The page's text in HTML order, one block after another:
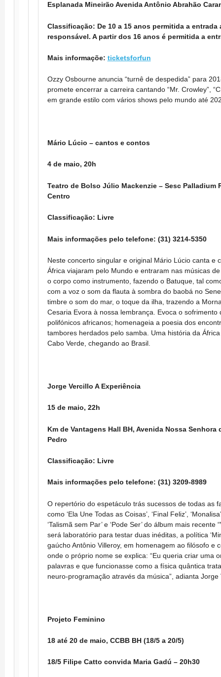
Esplanada Mineirão Avenida Antônio Abrahão
Classificação: De 10 a 15 anos permitida a entrada
responsável. A partir dos 16 anos é permitida a
Mais informaçõe: ticketsforfun
Ozzy Osbourne anuncia “turnê de despedida” para
promete encerrar a carreira cantando “Mr. Crowley”,
em grande estilo com vários shows pelo mundo até
Mário Lúcio – cantos e contos
4 de maio, 20h
Teatro de Bolso Júlio Mackenzie – Sesc Palladium
Centro
Classificação: Livre
Mais informações pelo telefone: (31) 3214-5350
Neste concerto singular e original Mário Lúcio canta e
África viajaram pelo Mundo e entraram nas músicas
o corpo como instrumento, fazendo o Batuque, tal
com a voz o som da flauta à sombra do baobá no
timbre o som do mar, o toque da ilha, trazendo a
Cesaria Evora à nossa lembrança. Evoca o sofrimento
polifónicos africanos; homenageia a poesia dos
tambores herdados pelo samba. Uma história da
Cabo Verde, chegando ao Brasil.
Jorge Vercillo A Experiência
15 de maio, 22h
Km de Vantagens Hall BH, Avenida Nossa Senhora
Pedro
Classificação: Livre
Mais informações pelo telefone: (31) 3209-8989
O repertório do espetáculo trás sucessos de todas as
como ‘Ela Une Todas as Coisas’, ‘Final Feliz’,
‘Talismã sem Par’ e ‘Pode Ser’ do álbum mais recente
será laboratório para testar duas inéditas, a política
gaúcho Antônio Villeroy, em homenagem ao filósofo e
onde o próprio nome se explica: “Eu queria criar uma
palavras e que funcionasse como a física quântica
neuro-programação através da música”, adianta Jorge
Projeto Feminino
18 até 20 de maio, CCBB BH (18/5 a 20/5)
18/5 Filipe Catto convida Maria Gadú – 20h30